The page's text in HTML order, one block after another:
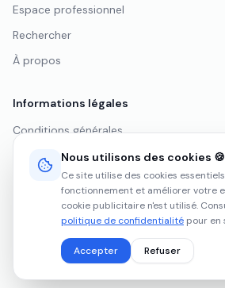
Espace professionnel
Rechercher
À propos
Informations légales
Conditions générales
Politique de confidentialité
Mentions légales
© 2026 Avis Certifiés. Tous
Nous utilisons des cookies 🍪
Ce site utilise des cookies
fonctionnement et améliorer votre
cookie publicitaire n'est utilisé.
politique de confidentialité pour en
Accepter Refuser